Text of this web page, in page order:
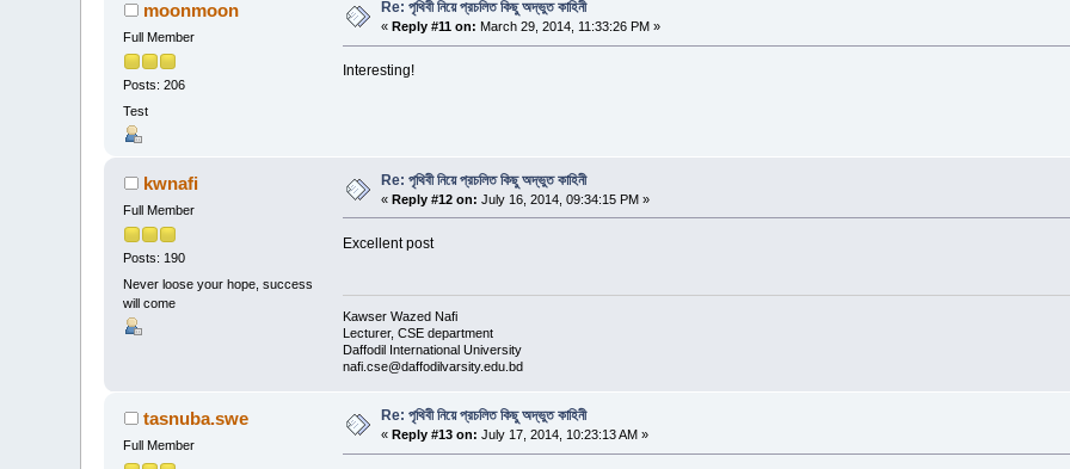
moonmoon
Full Member
Posts: 206
Test
Re: পৃথিবী নিয়ে প্রচলিত কিছু অদ্ভুত কাহিনী
« Reply #11 on: March 29, 2014, 11:33:26 PM »
Interesting!
kwnafi
Full Member
Posts: 190
Never loose your hope, success
will come
Re: পৃথিবী নিয়ে প্রচলিত কিছু অদ্ভুত কাহিনী
«Reply #12 on: July 16, 2014, 09:34:15 PM »
Excellent post
Kawser Wazed Nafi
Lecturer, CSE department
Daffodil International University
nafi.cse@daffodilvarsity.edu.bd
tasnuba.swe
Full Member
Re: পৃথিবী নিয়ে প্রচলিত কিছু অদ্ভুত কাহিনী
« Reply #13 on: July 17, 2014, 10:23:13 AM »